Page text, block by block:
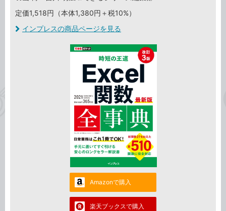
定価1,518円（本体1,380円＋税10%）
インプレスの商品ページを見る
Amazonで購入
楽天ブックスで購入